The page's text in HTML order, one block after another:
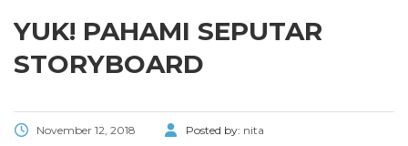
YUK! PAHAMI SEPUTAR
STORYBOARD
November 12, 2018 Posted by: nita